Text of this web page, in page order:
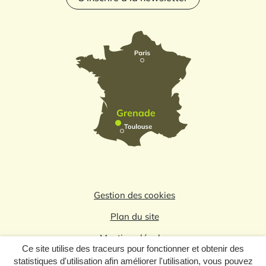
Ce site utilise des traceurs pour fonctionner et obtenir des
statistiques d'utilisation afin améliorer l'utilisation, vous pouvez
Gestion des cookies
Plan du site
Mentions légales
Politique de confidentialité